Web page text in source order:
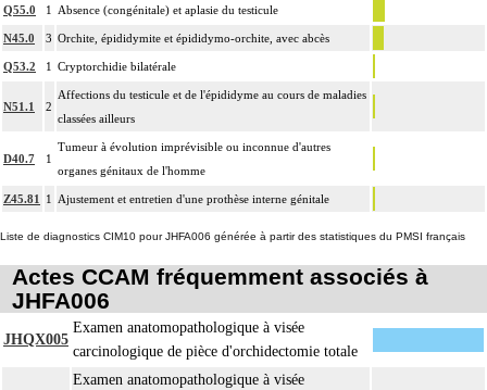
Q55.0 1 Absence (congénitale) et aplasie du testicule
N45.0 3 Orchite, épididymite et épididymo-orchite, avec abcès
Q53.2 1 Cryptorchidie bilatérale
N51.1 2
Affections du testicule et de l'épididyme au cours de maladies
classées ailleurs
D40.7 1
Tumeur à évolution imprévisible ou inconnue d'autres
organes génitaux de l'homme
Z45.81 1 Ajustement et entretien d'une prothèse interne génitale
Liste de diagnostics CIM10 pour JHFA006 générée à partir des statistiques du PMSI français
Actes CCAM fréquemment associés à
JHFA006
JHQX005
Examen anatomopathologique à visée
carcinologique de pièce d'orchidectomie totale
Examen anatomopathologique à visée